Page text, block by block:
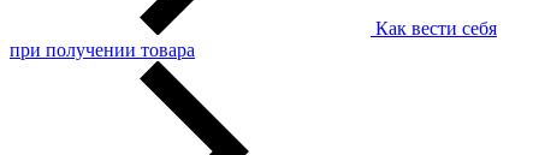
Как вести себя
при получении товара